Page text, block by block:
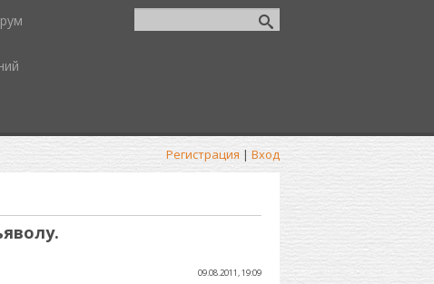
Регистрация | Вход
09.08.2011, 19:09